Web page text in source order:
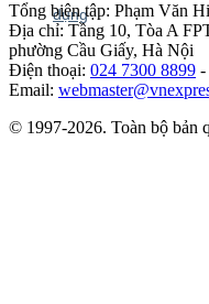
Tổng biên tập: Phạm Văn
Địa chỉ: Tầng 10, Tòa A
phường Cầu Giấy, Hà Nội
Điện thoại: 024 7300 8899 -
Email:
© 1997-2026. Toàn bộ bản